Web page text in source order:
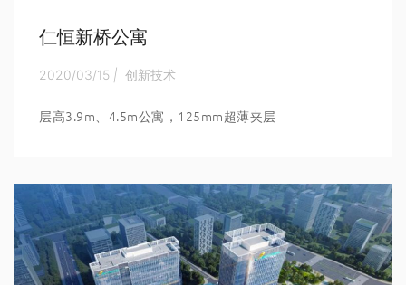
仁恒新桥公寓
2020/03/15 | 创新技术
层高3.9m、4.5m公寓，125mm超薄夹层